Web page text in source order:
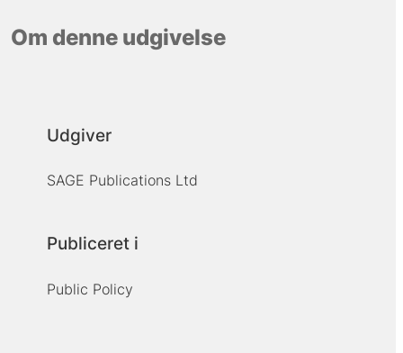
Om denne udgivelse
Udgiver
SAGE Publications Ltd
Publiceret i
Public Policy